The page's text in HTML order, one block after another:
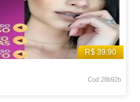
R$ 39.90
Cod 28b92b